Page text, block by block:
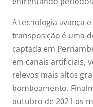
A tecnologia avança
transposição é uma
captada em
em canais artificiais,
relevos mais altos
bombeamento.
outubro de 2021 os